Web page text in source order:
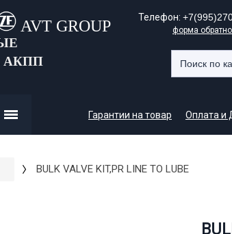
AVT GROUP Телефон:
форма
АКПП
Гарантии на товар Оплата и
BULK VALVE KIT,PR LINE TO LUBE